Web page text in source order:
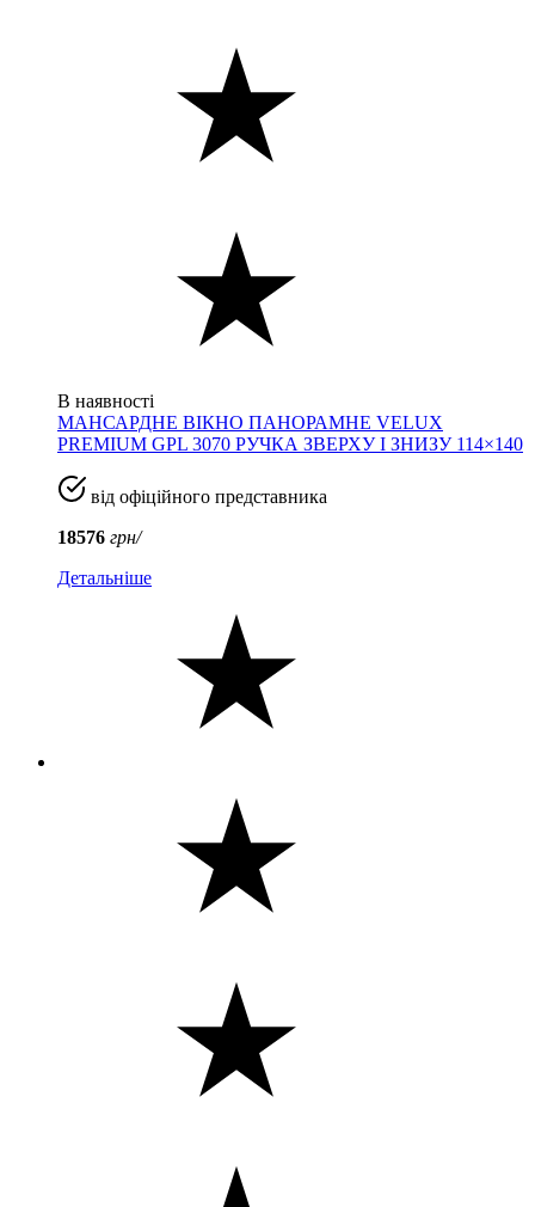
В наявності
МАНСАРДНЕ ВІКНО ПАНОРАМНЕ VELUX
PREMIUM GPL 3070 РУЧКА ЗВЕРХУ І ЗНИЗУ 114×140
від офіційного представника
18576 грн/
Детальніше